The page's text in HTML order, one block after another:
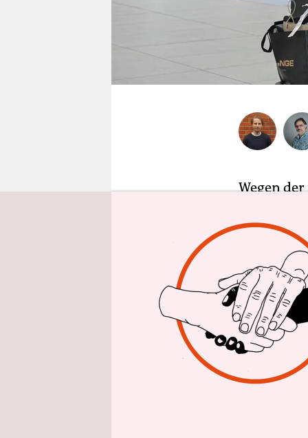
unterstützen
Wegen
ihre
teilten
Indiens
landen zu
weitere
weiteren
ohnehin